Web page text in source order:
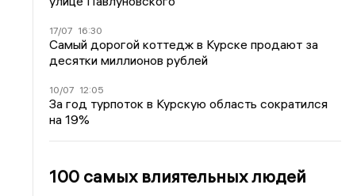
17/07 16:30
Самый дорогой коттедж в Курске продают за
десятки миллионов рублей
10/07 12:05
За год турпоток в Курскую область сократился
на 19%
100 самых влиятельных людей